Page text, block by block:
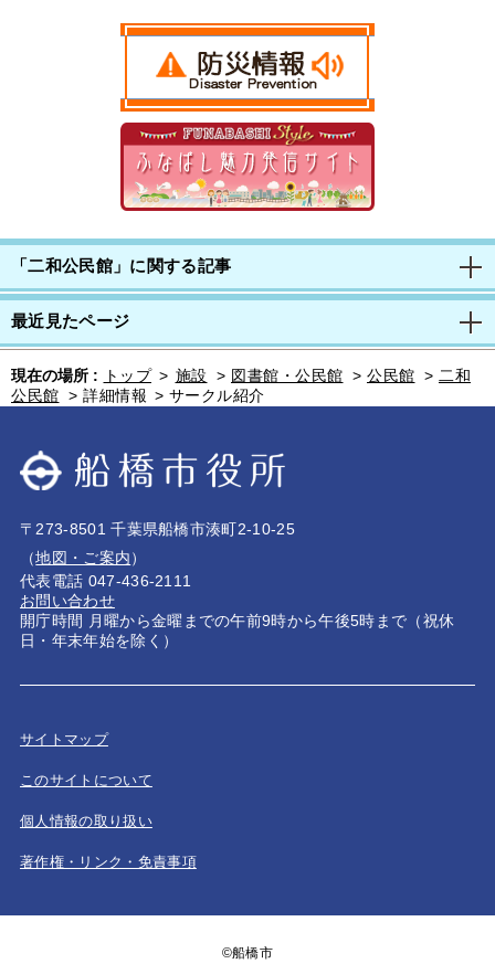
「二和公民館」に関する記事
最近見たページ
現在の場所 : トップ > 施設 > 図書館・公民館 > 公民館 > 二和
公民館 > 詳細情報 > サークル紹介
〒273-8501 千葉県船橋市湊町2-10-25
（地図・ご案内）
代表電話 047-436-2111
お問い合わせ
開庁時間 月曜から金曜までの午前9時から午後5時まで（祝休
日・年末年始を除く）
サイトマップ
このサイトについて
個人情報の取り扱い
著作権・リンク・免責事項
©船橋市